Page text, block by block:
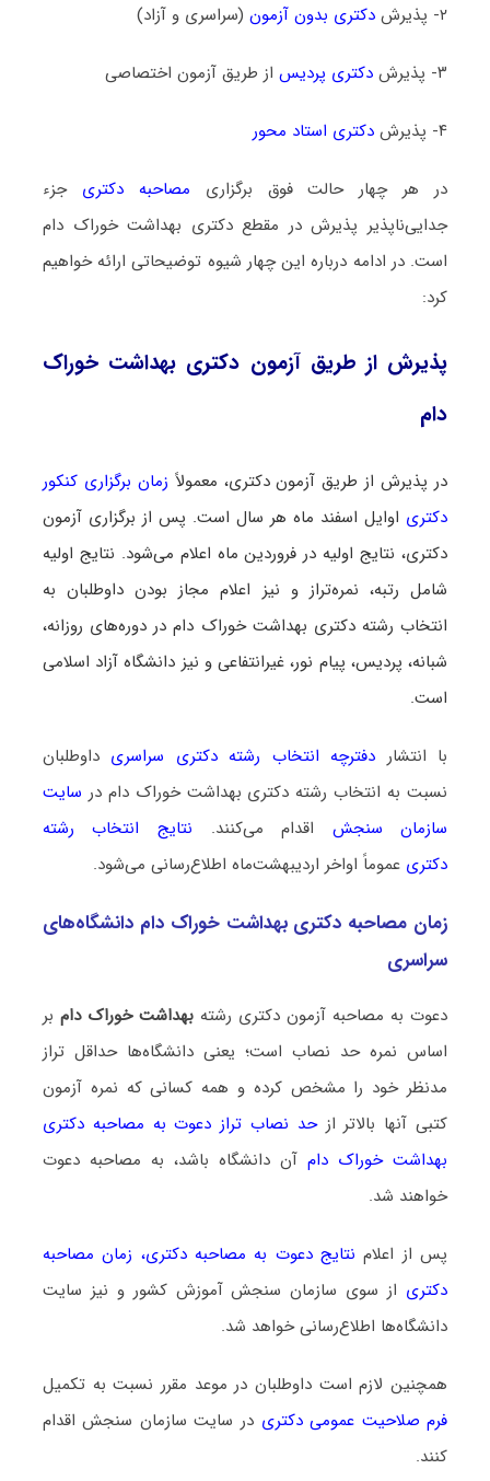
۲- پذیرش دکتری بدون آزمون(سراسری و آزاد)
۳- پذیرش دکتری پردیساز طریق آزمون اختصاصی
۴- پذیرش دکتری استاد محور
در هر چهار حالت فوق برگزاری مصاحبه دکتری جزء
جدایی‌ناپذیر پذیرش در مقطع دکتری بهداشت خوراک دام
است. در ادامه درباره این چهار شیوه توضیحاتی ارائه خواهیم
کرد:
پذیرش از طریق آزمون دکتری بهداشت خوراک
دام
در پذیرش از طریق آزمون دکتری، معمولاً زمان برگزاری کنکور
دکتری اوایل اسفند ماه هر سال است. پس از برگزاری آزمون
دکتری، نتایج اولیه در فروردین ماه اعلام می‌شود. نتایج اولیه
شامل رتبه، نمره‌تراز و نیز اعلام مجاز بودن داوطلبان به
انتخاب رشته دکتری بهداشت خوراک دام در دوره‌های روزانه،
شبانه، پردیس، پیام نور، غیرانتفاعی و نیز دانشگاه آزاد اسلامی
است.
با انتشار دفترچه انتخاب رشته دکتری سراسری داوطلبان
نسبت به انتخاب رشته دکتری بهداشت خوراک دام در سایت
سازمان سنجش اقدام می‌کنند. نتایج انتخاب رشته
دکتری عموماً اواخر اردیبهشت‌ماه اطلاع‌رسانی می‌شود.
زمان مصاحبه دکتری بهداشت خوراک دام دانشگاه‌های
سراسری
دعوت به مصاحبه آزمون دکتری رشته بهداشت خوراک دام بر
اساس نمره حد نصاب است؛ یعنی دانشگاه‌ها حداقل تراز
مدنظر خود را مشخص کرده و همه کسانی که نمره آزمون
کتبی آنها بالاتر ازحد نصاب تراز دعوت به مصاحبه دکتری
بهداشت خوراک دام آن دانشگاه باشد، به مصاحبه دعوت
خواهند شد.
پس از اعلام نتایج دعوت به مصاحبه دکتری، زمان مصاحبه
دکتری از سوی سازمان سنجش آموزش کشور و نیز سایت
دانشگاه‌ها اطلاع‌رسانی خواهد شد.
همچنین لازم است داوطلبان در موعد مقرر نسبت به تکمیل
فرم صلاحیت عمومی دکتری در سایت سازمان سنجش اقدام
کنند.